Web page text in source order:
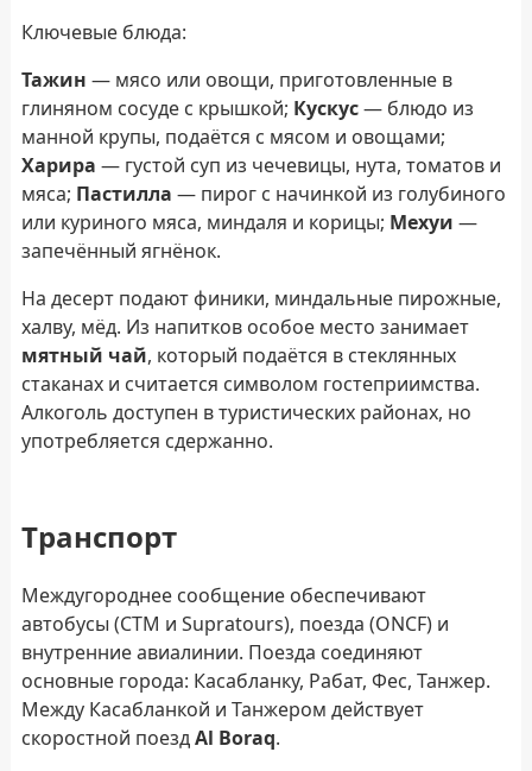
Ключевые блюда:
Тажин — мясо или овощи, приготовленные в
глиняном сосуде с крышкой; Кускус— блюдо из
манной крупы, подаётся с мясом и овощами;
Харира — густой суп из чечевицы, нута, томатов и
мяса; Пастилла — пирог с начинкой из голубиного
или куриного мяса, миндаля и корицы; Мехуи —
запечённый ягнёнок.
На десерт подают финики, миндальные пирожные,
халву, мёд. Из напитков особое место занимает
мятный чай, который подаётся в стеклянных
стаканах и считается символом гостеприимства.
Алкоголь доступен в туристических районах, но
употребляется сдержанно.
Транспорт
Междугороднее сообщение обеспечивают
автобусы (CTM и Supratours), поезда (ONCF) и
внутренние авиалинии. Поезда соединяют
основные города: Касабланку, Рабат, Фес, Танжер.
Между Касабланкой и Танжером действует
скоростной поездAl Boraq.